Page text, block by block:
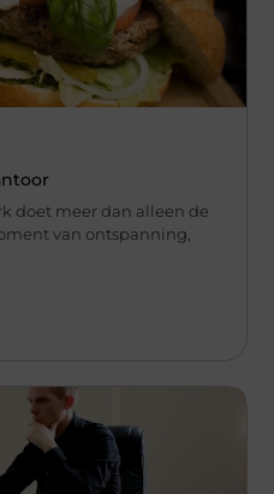
doet meer dan alleen de
van ontspanning,